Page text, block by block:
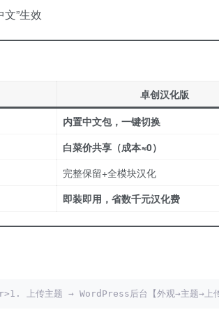
”生效
卓创汉化版
内置中文包，一键切换
白菜价共享（成本≈0）​
完整保留+全模块汉化
即装即用，省数千元汉化费
传主题 → WordPress后台【外观→主题→上